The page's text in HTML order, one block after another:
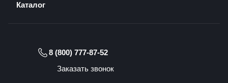
Каталог
8 (800) 777-87-52
Заказать звонок